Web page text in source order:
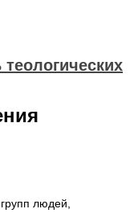
людей,